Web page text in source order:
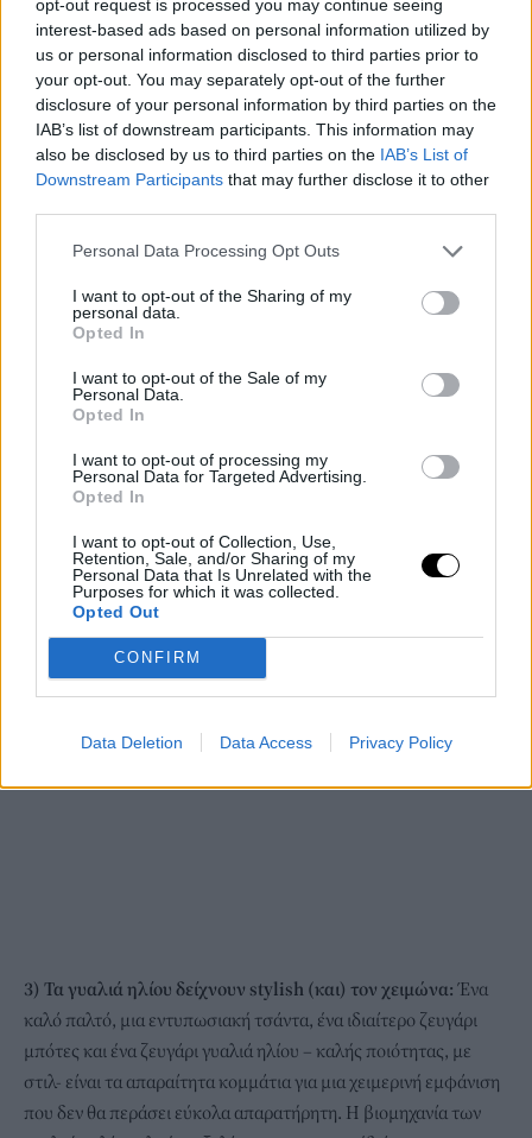
opt-out request is processed you may continue seeing
interest-based ads based on personal information utilized by
us or personal information disclosed to third parties prior to
your opt-out. You may separately opt-out of the further
disclosure of your personal information by third parties on the
IAB’s list of downstream participants. This information may
also be disclosed by us to third parties on the IAB’s List of
Downstream Participants that may further disclose it to other
Personal Data Processing Opt Outs
I want to opt-out of the Sharing of my
personal data.
Opted In
I want to opt-out of the Sale of my
Personal Data.
Opted In
I want to opt-out of processing my
Personal Data for Targeted Advertising.
Opted In
I want to opt-out of Collection, Use,
Retention, Sale, and/or Sharing of my
Personal Data that Is Unrelated with the
Purposes for which it was collected.
Opted Out
CONFIRM
Data Deletion Data Access Privacy Policy
2) Η μη χρήση γυαλιών ηλίου είναι επικίνδυνη για τους
ατυχήματα στο δρόμο, λόγω της κακής ορατότητας των οδηγών
εξαιτίας του ήλιου που «έπεφτε στα μάτια» τους. Η λύση είναι
να αφήνετε πάντα ένα ζευγάρι άνετα και καλής ποιότητας
γυαλιά ηλίου (με όχι πολύ σκούρους φακούς) στο αυτοκίνητο.
3) Τα γυαλιά ηλίου δείχνουν stylish (και) τον χειμώνα: Ένα
καλό παλτό, μια εντυπωσιακή τσάντα, ένα ιδιαίτερο ζευγάρι
μπότες και ένα ζευγάρι γυαλιά ηλίου – καλής ποιότητας, με
στιλ- είναι τα απαραίτητα κομμάτια για μια χειμερινή εμφάνιση
που δεν θα περάσει εύκολα απαρατήρητη. H βιομηχανία των